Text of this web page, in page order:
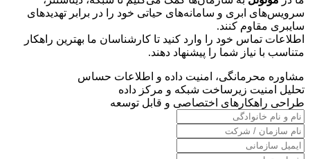
سرویس‌های ابری و سامانه‌های حیاتی خود را در برابر تهدیدهای
سایبری مقاوم کنند.
اطلاعات تماس خود را وارد کنید تا کارشناسان ما بهترین راهکار
متناسب با نیاز شما را پیشنهاد دهند.
مشاوره محرمانگی، امنیت داده و اطلاعات حساس
تحلیل امنیت زیرساخت شبکه و مرکز داده
طراحی راهکارهای اختصاصی و قابل توسعه